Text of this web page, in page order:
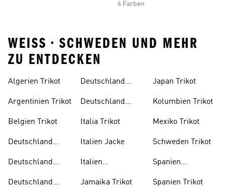
6 Farben
WEISS • SCHWEDEN UND MEHR
ZU ENTDECKEN
Algerien Trikot
Argentinien Trikot
Belgien Trikot
Deutschland
Deutschland
Deutschland
Deutschland
Deutschland
Italia Trikot
Italien Jacke
Italien
Jamaika Trikot
Japan Trikot
Kolumbien Trikot
Mexiko Trikot
Schweden Trikot
Spanien
Spanien Trikot